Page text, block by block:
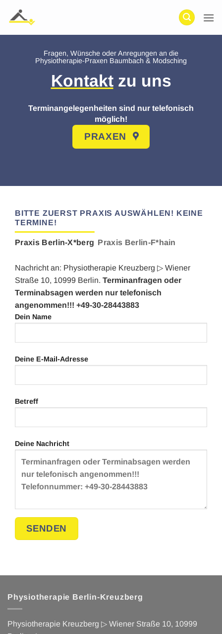
Inhalt
Fragen, Wünsche oder Anregungen an die
Physiotherapie-Praxen Baumbach & Modsching
Kontaktzu uns
Terminangelegenheiten sind nur telefonisch
möglich!
PRAXEN
BITTE ZUERST PRAXIS AUSWÄHLEN! KEINE
TERMINE!
Praxis Berlin-X*berg Praxis Berlin-F*hain
Nachricht an: Physiotherapie Kreuzberg ▷ Wiener
Straße 10, 10999 Berlin. Terminanfragen oder
Terminabsagen werden nur telefonisch
angenommen!!! +49-30-28443883
Dein Name
Deine E-Mail-Adresse
Betreff
Deine Nachricht
Physiotherapie Berlin-Kreuzberg
Physiotherapie Kreuzberg ▷ Wiener Straße 10, 10999